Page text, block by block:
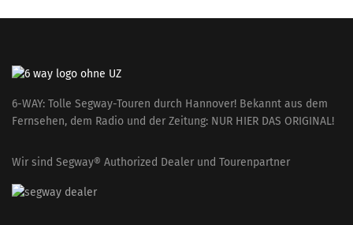
6-WAY: Tolle Segway-Touren durch Hannover! Bekannt aus dem
Fernsehen, dem Radio und der Zeitung: NUR HIER DAS ORIGINAL!
Wir sind Segway® Authorized Dealer und Tourenpartner